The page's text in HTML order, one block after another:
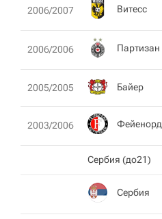
2006/2007 Витесс
2006/2006 Партизан
2005/2005 Байер
2003/2006 Фейенорд
Сербия (до21)
Сербия